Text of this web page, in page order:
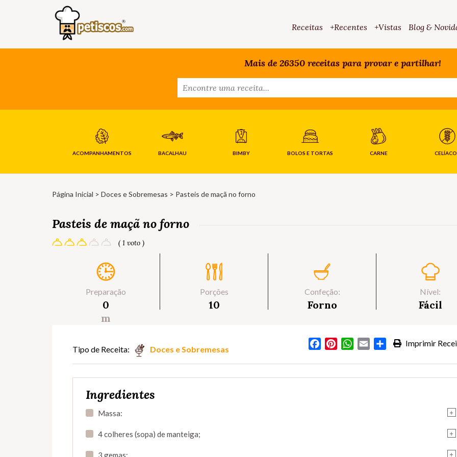
Receitas +Recentes +Vistas Blog &
Mais de 26350 receitas para provar e partilhar!
ACOMPANHAMENTOS BACALHAU BIMBY BOLOS E TORTAS CARNE
Página Inicial > Doces e Sobremesas > Pasteis de maçã no forno
Pasteis de maçã no forno
( 1 voto )
Preparação
0
m
Porções
10
Confeção:
Forno
Nível:
Fácil
Imprimir
FacebookPinterestWhatsApp
Email Partilhar
Tipo de Receita: Doces e Sobremesas
Ingredientes
+
Massa:
+
4 colheres (sopa) de manteiga;
+
3 gemas;